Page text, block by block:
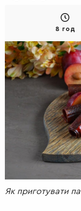
СІМ'Я
РАДІО
8 год
Як приготувати